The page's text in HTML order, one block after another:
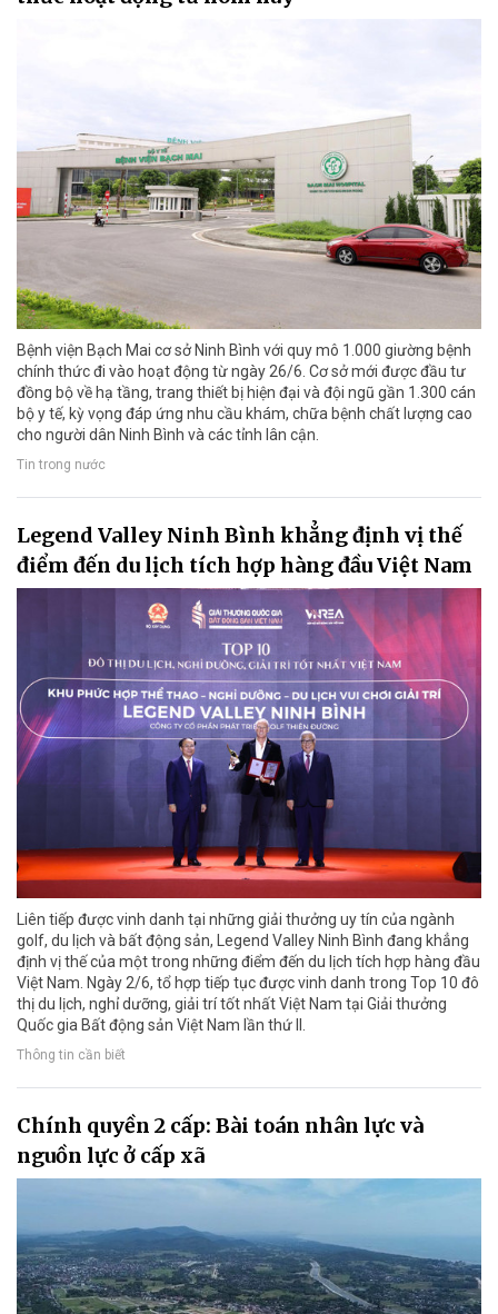
Bệnh viện Bạch Mai cơ sở Ninh Bình với quy mô 1.000 giường bệnh
chính thức đi vào hoạt động từ ngày 26/6. Cơ sở mới được đầu tư
đồng bộ về hạ tầng, trang thiết bị hiện đại và đội ngũ gần 1.300 cán
bộ y tế, kỳ vọng đáp ứng nhu cầu khám, chữa bệnh chất lượng cao
cho người dân Ninh Bình và các tỉnh lân cận.
Tin trong nước
Legend Valley Ninh Bình khẳng định vị thế
điểm đến du lịch tích hợp hàng đầu Việt Nam
Liên tiếp được vinh danh tại những giải thưởng uy tín của ngành
golf, du lịch và bất động sản, Legend Valley Ninh Bình đang khẳng
định vị thế của một trong những điểm đến du lịch tích hợp hàng đầu
Việt Nam. Ngày 2/6, tổ hợp tiếp tục được vinh danh trong Top 10 đô
thị du lịch, nghỉ dưỡng, giải trí tốt nhất Việt Nam tại Giải thưởng
Quốc gia Bất động sản Việt Nam lần thứ II.
Thông tin cần biết
Chính quyền 2 cấp: Bài toán nhân lực và
nguồn lực ở cấp xã